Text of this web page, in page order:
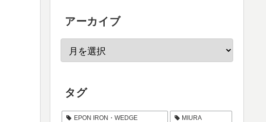
アーカイブ
タグ
EPON IRON・WEDGE MIURA